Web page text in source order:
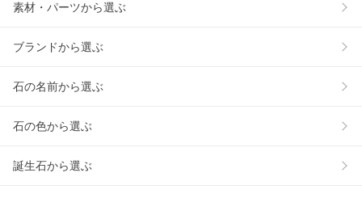
素材・パーツから選ぶ
ブランドから選ぶ
石の名前から選ぶ
石の色から選ぶ
誕生石から選ぶ